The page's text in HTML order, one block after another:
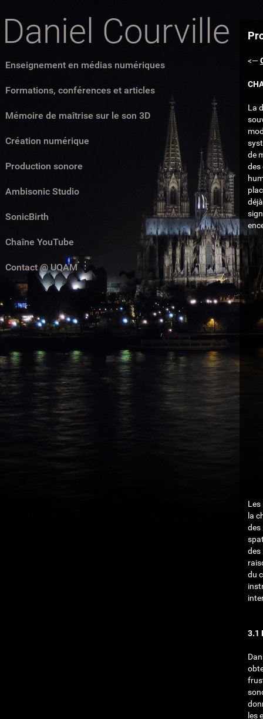
Daniel Courville
Enseignement en médias numériques
Formations, conférences et articles
Mémoire de maîtrise sur le son 3D
Création numérique
Production sonore
Ambisonic Studio
SonicBirth
Chaîne YouTube
Contact @ UQAM
<—
La
de
des
Les
la
des
des
du
3.1
les